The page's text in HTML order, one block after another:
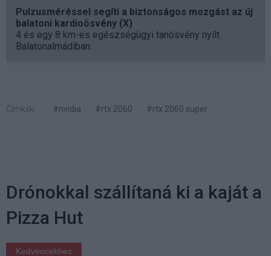
Pulzusméréssel segíti a biztonságos mozgást az új
balatoni kardioösvény (X)
4 és egy 8 km-es egészségügyi tanösvény nyílt
Balatonalmádiban.
Címkék: #nvidia #rtx 2060 #rtx 2060 super
Drónokkal szállítaná ki a kaját a
Pizza Hut
Kedvencekhez